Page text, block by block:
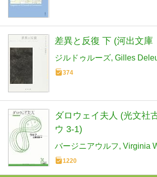
差異と反復 下 (河出文庫
ジルドゥルーズ Gilles
374
ダロウェイ夫人 (光文社
ウ 3-1)
バージニアウルフ Virginia
1220